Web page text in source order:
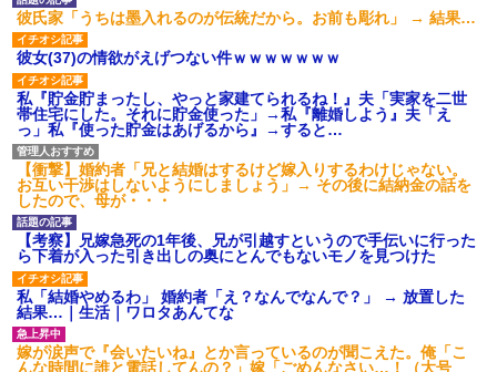
友人に1泊の旅行に誘われたん
だけど、意見が割れて中止にな
った。倹約家と旅行計画した
ら、何も譲ってくれない...
【衝撃】 ワイ、保険金2億円と
遺産6000万円を相続したら「こ
う」なった・・・
ハードオフに売っていた4万
4000円のフィギュアがヤバすぎ
るｗｗｗｗｗｗ「こんな高い
の？ｗｗ」「逆に超安い」
私「ちょっと、人の家の金庫
触らないでよ！」キチママ『そ
こに金庫があったから、開けて
みようとしただけ☆』義兄「泥
は出てけ！二度と来るな！」結
果・・・
私「初めて飲む味だけどなん
のお茶？」彼「ちっ！」私「」
【GIF】JSのカンチョーワロ
タ
彼氏家「うちは墨入れるのが伝統だから。お前も彫れ」 → 結果…
彼女(37)の情欲がえげつない件ｗｗｗｗｗｗｗ
私『貯金貯まったし、やっと家建てられるね！』夫「実家を二世
帯住宅にした。それに貯金使った」→私『離婚しよう』夫「え
っ」私『使った貯金はあげるから』→すると…
【衝撃】婚約者「兄と結婚はするけど嫁入りするわけじゃない。
お互い干渉はしないようにしましょう」→ その後に結納金の話を
したので、母が・・・
【考察】兄嫁急死の1年後、兄が引越すというので手伝いに行った
ら下着が入った引き出しの奥にとんでもないモノを見つけた
私「結婚やめるわ」 婚約者「え？なんでなんで？」 → 放置した
結果…｜生活｜ワロタあんてな
嫁が涙声で『会いたいね』とか言っているのが聞こえた。俺「こ
んな時間に誰と電話してんの？」嫁「ごめんなさい…！（大号